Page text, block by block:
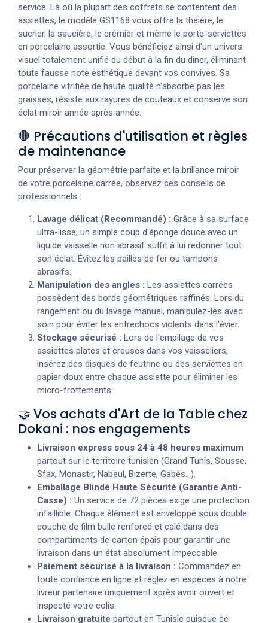
service. Là où la plupart des coffrets se contentent des
assiettes, le modèle GS1168 vous offre la théière, le
sucrier, la saucière, le crémier et même le porte-serviettes
en porcelaine assortie. Vous bénéficiez ainsi d'un univers
visuel totalement unifié du début à la fin du dîner, éliminant
toute fausse note esthétique devant vos convives. Sa
porcelaine vitrifiée de haute qualité n'absorbe pas les
graisses, résiste aux rayures de couteaux et conserve son
éclat miroir année après année.
🛑 Précautions d'utilisation et règles
de maintenance
Pour préserver la géométrie parfaite et la brillance miroir
de votre porcelaine carrée, observez ces conseils de
professionnels :
Lavage délicat (Recommandé) : Grâce à sa surface
ultra-lisse, un simple coup d'éponge douce avec un
liquide vaisselle non abrasif suffit à lui redonner tout
son éclat. Évitez les pailles de fer ou tampons
abrasifs.
Manipulation des angles : Les assiettes carrées
possèdent des bords géométriques raffinés. Lors du
rangement ou du lavage manuel, manipulez-les avec
soin pour éviter les entrechocs violents dans l'évier.
Stockage sécurisé : Lors de l'empilage de vos
assiettes plates et creuses dans vos vaisseliers,
insérez des disques de feutrine ou des serviettes en
papier doux entre chaque assiette pour éliminer les
micro-frottements.
🤝 Vos achats d'Art de la Table chez
Dokani : nos engagements
Livraison express sous 24 à 48 heures maximum
partout sur le territoire tunisien (Grand Tunis, Sousse,
Sfax, Monastir, Nabeul, Bizerte, Gabès...).
Emballage Blindé Haute Sécurité (Garantie Anti-
Casse) : Un service de 72 pièces exige une protection
infaillible. Chaque élément est enveloppé sous double
couche de film bulle renforcé et calé dans des
compartiments de carton épais pour garantir une
livraison dans un état absolument impeccable.
Paiement sécurisé à la livraison : Commandez en
toute confiance en ligne et réglez en espèces à notre
livreur partenaire uniquement après avoir ouvert et
inspecté votre colis.
Livraison gratuite partout en Tunisie puisque ce